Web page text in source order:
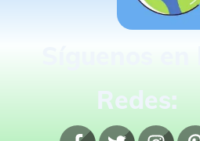
Redes: